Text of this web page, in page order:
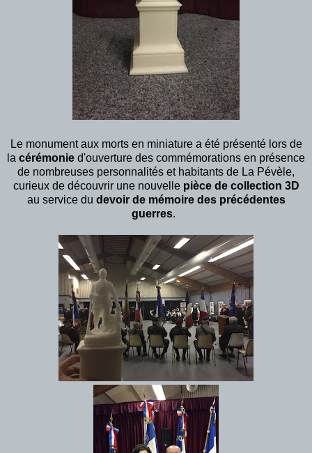
Le monument aux morts en miniature a été présenté lors de
la cérémonie d'ouverture des commémorations en présence
de nombreuses personnalités et habitants de La Pévèle,
curieux de découvrir une nouvelle pièce de collection 3D
au service du devoir de mémoire des précédentes
guerres.